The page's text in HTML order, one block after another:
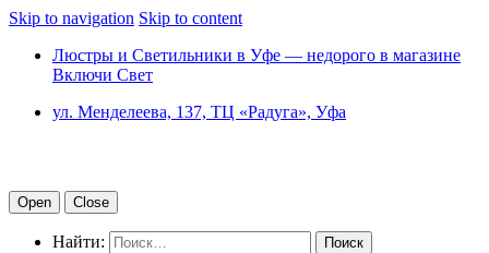
Skip to navigation Skip to content
Люстры и Светильники в Уфе — недорого в магазине
Включи Свет
ул. Менделеева, 137, ТЦ «Радуга», Уфа
Open Close
Найти: